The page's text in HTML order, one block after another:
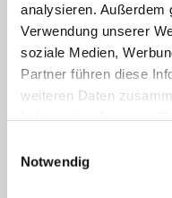
analysieren. Außerdem
Verwendung unserer
soziale Medien,
Partner führen diese
weiteren Daten
Notwendig
Lieder, die über
Menschen Trost